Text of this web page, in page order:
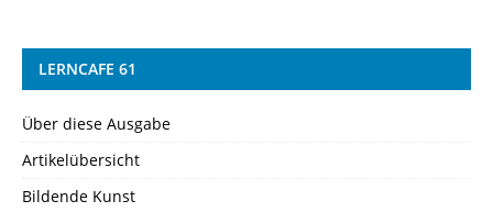
LERNCAFE 61
Über diese Ausgabe
Artikelübersicht
Bildende Kunst